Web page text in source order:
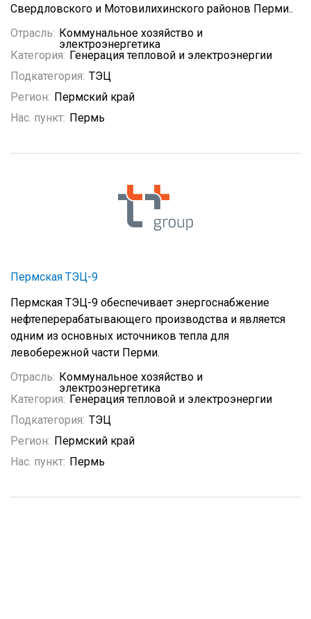
Свердловского и Мотовилихинского районов Перми..
Отрасль: Коммунальное хозяйство и
электроэнергетика
Категория: Генерация тепловой и электроэнергии
Подкатегория: ТЭЦ
Регион: Пермский край
Нас. пункт: Пермь
Пермская ТЭЦ-9
Пермская ТЭЦ-9 обеспечивает энергоснабжение
нефтеперерабатывающего производства и является
одним из основных источников тепла для
левобережной части Перми.
Отрасль: Коммунальное хозяйство и
электроэнергетика
Категория: Генерация тепловой и электроэнергии
Подкатегория: ТЭЦ
Регион: Пермский край
Нас. пункт: Пермь